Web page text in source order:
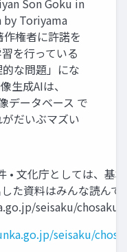
Son Goku in
by Toriyama
作権者に許諾を
を行っている
な問題」にな
生成AIは、
データベース で
だいぶマズい
• 文化庁としては、基
た資料はみんな読んで
seisaku/
seisaku/